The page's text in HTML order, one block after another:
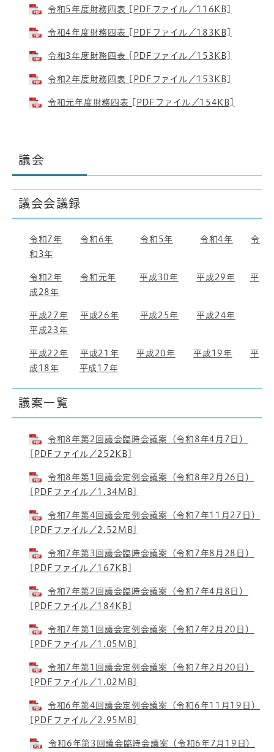
令和5年度財務四表 [PDFファイル／116KB]
令和4年度財務四表 [PDFファイル／183KB]
令和3年度財務四表 [PDFファイル／153KB]
令和2年度財務四表 [PDFファイル／153KB]
令和元年度財務四表 [PDFファイル／154KB]
議会
議会会議録
令和7年 令和6年 令和5年 令和4年
令
和3年
令和2年 令和元年 平成30年 平成29年
平
成28年
平成27年 平成26年 平成25年
平成24年
平成23年
平成22年 平成21年 平成20年 平成19年
平
成18年
平成17年
議案一覧
令和8年第2回議会臨時会議案（令和8年4月7日）
[PDFファイル／252KB]
令和8年第1回議会定例会議案（令和8年2月26日）
[PDFファイル／1.34MB]
令和7年第4回議会定例会議案（令和7年11月27日）
[PDFファイル／2.52MB]
令和7年第3回議会臨時会議案（令和7年8月28日）
[PDFファイル／167KB]
令和7年第2回議会臨時会議案（令和7年4月8日）
[PDFファイル／184KB]
令和7年第1回議会定例会議案（令和7年2月20日）
[PDFファイル／1.05MB]
令和7年第1回議会定例会議案（令和7年2月20日）
[PDFファイル／1.02MB]
令和6年第4回議会定例会議案（令和6年11月19日）
[PDFファイル／2.95MB]
令和6年第3回議会臨時会議案（令和6年7月19日）